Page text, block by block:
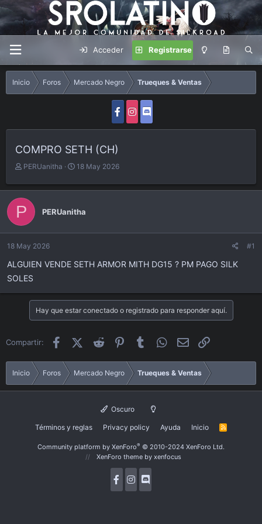
Acceder Registrarse
Inicio Foros Mercado Negro Trueques & Ventas
COMPRO SETH (CH)
A
t
o
r
PERUanitha
F
c
a
e
i
o
18 May 2026
P PERUanitha
18 May 2026 #1
ALGUIEN VENDE SETH ARMOR MITH DG15 ? PM PAGO SILK
SOLES
Hay que estar conectado o registrado para responder aquí.
Compartir: FacebookX (Twitter)
Reddit PinterestTumblr WhatsApp
Email
Inicio Foros Mercado Negro Trueques & Ventas
Oscuro
Términos y reglas Privacy policy Ayuda Inicio
R
Community platform by XenForo® © 2010-2024 XenForo Ltd.
XenForo theme by xenfocus